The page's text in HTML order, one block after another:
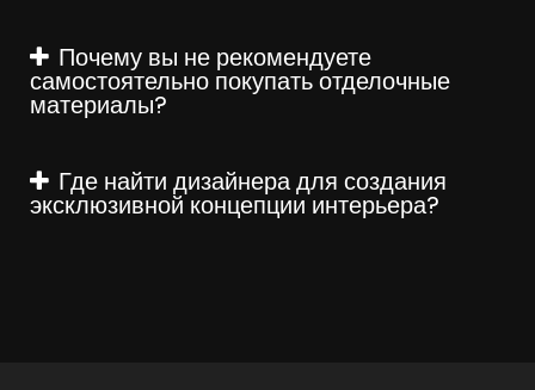
Почему вы не рекомендуете
самостоятельно покупать отделочные
материалы?
Где найти дизайнера для создания
эксклюзивной концепции интерьера?